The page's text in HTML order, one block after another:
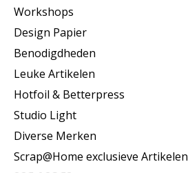
Workshops
Design Papier
Benodigdheden
Leuke Artikelen
Hotfoil & Betterpress
Studio Light
Diverse Merken
Scrap@Home exclusieve Artikelen